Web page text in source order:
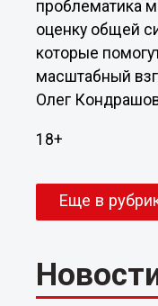
проблематика
оценку общей
которые
масштабный
Олег
18+
Еще в